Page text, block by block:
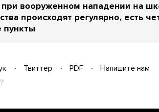
при вооруженном нападении на
происходят регулярно, есть
пункты
Твиттер PDF
Напишите нам